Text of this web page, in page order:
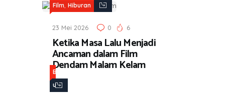
Film, Hiburan
23 Mei 2026 0 6
Ketika Masa Lalu Menjadi
Ancaman dalam Film
Dendam Malam Kelam
B
u